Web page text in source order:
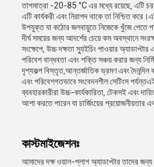
তাপমাত্রা -20-85 °C এর মধ্যে রয়েছে, এটি
এটি কার্যকরী এবং নিরাপদ থাকে তা নিশ্চিত
উপযুক্ত যা কঠোর জলবায়ুতে নিজেকে খুঁজে পেতে
দীর্ঘ সময়ের জন্য আদর্শের চেয়ে কম অবস্থানে
সংক্ষেপে, উচ্চ দক্ষতা স্যুইচিং পাওয়ার
পরিবেশ বান্ধবতা এবং শক্তি সঞ্চয় করার জন্য
দৃশ্যকল্প বিস্তৃত,আন্তর্জাতিক ভ্রমণ এবং দৈনন্দিন
এবং পরিবেশগতভাবে সংবেদনশীল সেটিংস
ব্যবহারকারীরা উচ্চ-কার্যকারিতা, টেকসই এবং
আশা করতে পারেন যা চার্জিংয়ের প্রয়োজনীয়তার
কাস্টমাইজেশনঃ
আমাদের দক্ষ ওয়াল-প্লাগ অ্যাডাপ্টার তাদের জন্য